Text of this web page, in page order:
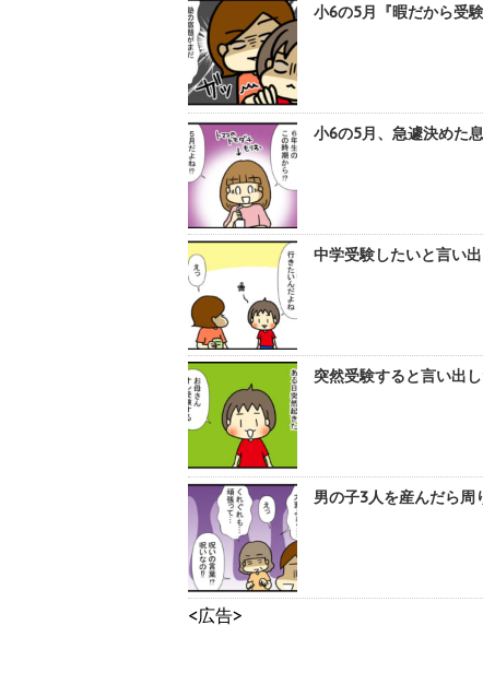
小6の5月『暇だから受
小6の5月、急遽決めた
中学受験したいと言い
突然受験すると言い出
男の子3人を産んだら周
<広告>